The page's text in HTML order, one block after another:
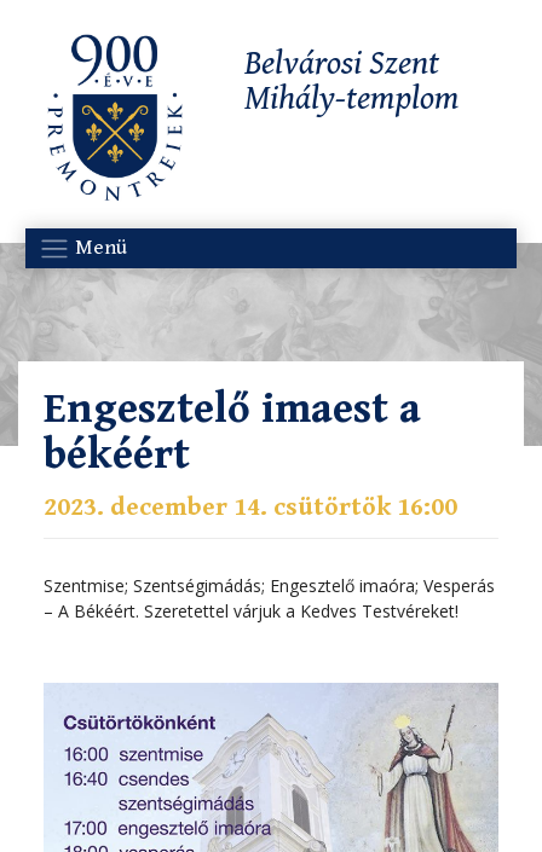
Belvárosi Szent
Mihály-templom
Menü
Engesztelő imaest a
békéért
2023. december 14. csütörtök 16:00
Szentmise; Szentségimádás; Engesztelő imaóra; Vesperás
– A Békéért. Szeretettel várjuk a Kedves Testvéreket!